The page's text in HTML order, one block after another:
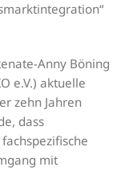
Anny Böning
e.V.) aktuelle
zehn Jahren
dass
mit